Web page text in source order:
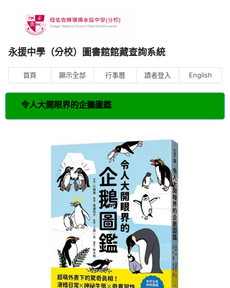
永援中學（分校）圖書館館藏查詢系統
首頁 顯示全部 行事曆 讀者登入 English
令人大開眼界的企鵝圖鑑